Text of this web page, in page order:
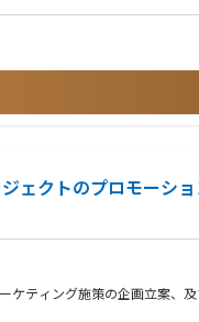
めた他プロジェクトへの異
体的に関与できる環境です。
経験を積むことができます。
まで完遂された経験
ェクトのプロモーシ
ティング施策の企画立案、及